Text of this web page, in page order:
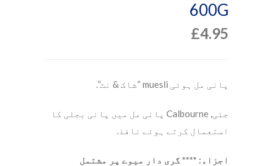
600G
£4.95
پانی مل ہوئی muesli “شاک & نٹ”.
جئی, Calbourne پانی مل میں پانی بجلی کا
استعمال کرتے ہوئے نافذ.
اجزاء: **** گری دار میوے پر مشتمل